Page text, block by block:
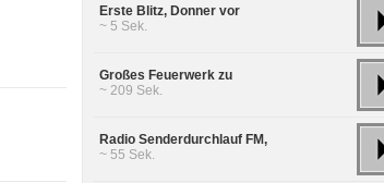
Erste Blitz, Donner vor
~ 5 Sek.
Großes Feuerwerk zu
~ 209 Sek.
Radio Senderdurchlauf FM,
~ 55 Sek.